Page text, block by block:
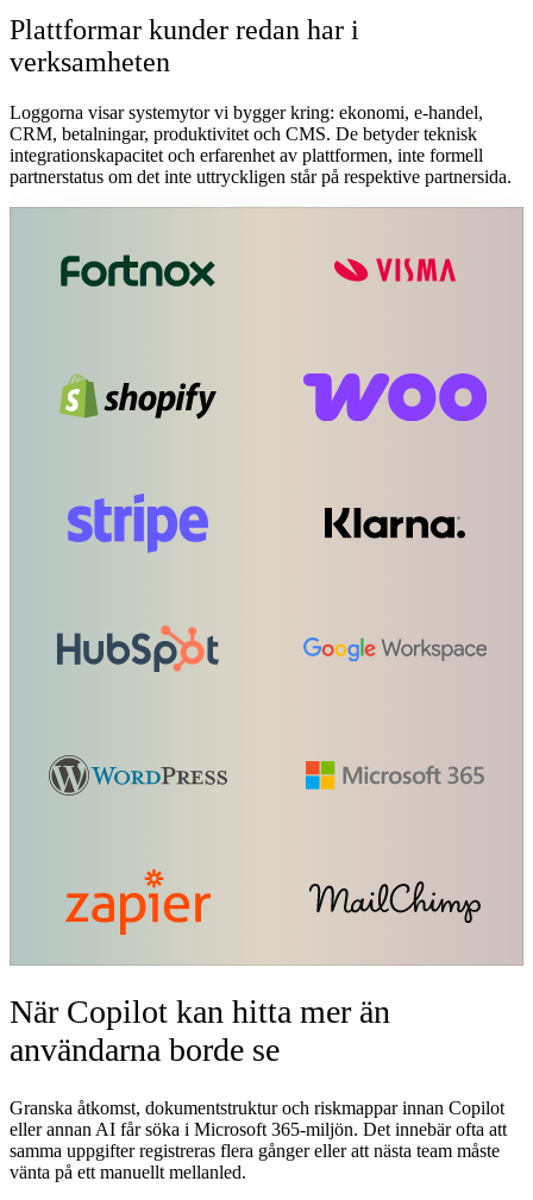
Plattformar kunder redan har i
verksamheten
Loggorna visar systemytor vi bygger kring: ekonomi, e-handel,
CRM, betalningar, produktivitet och CMS. De betyder teknisk
integrationskapacitet och erfarenhet av plattformen, inte formell
partnerstatus om det inte uttryckligen står på respektive partnersida.
När Copilot kan hitta mer än
användarna borde se
Granska åtkomst, dokumentstruktur och riskmappar innan Copilot
eller annan AI får söka i Microsoft 365-miljön. Det innebär ofta att
samma uppgifter registreras flera gånger eller att nästa team måste
vänta på ett manuellt mellanled.